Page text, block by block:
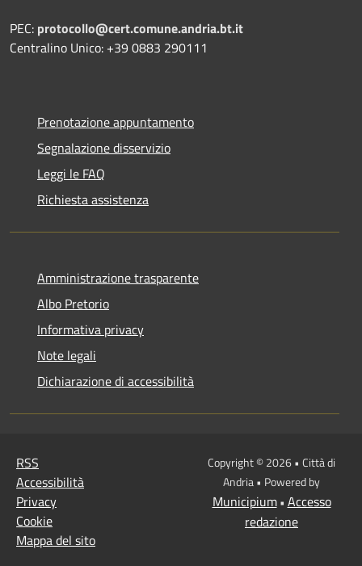
PEC: protocollo@cert.comune.andria.bt.it
Centralino Unico: +39 0883 290111
Prenotazione appuntamento
Segnalazione disservizio
Leggi le FAQ
Richiesta assistenza
Amministrazione trasparente
Albo Pretorio
Informativa privacy
Note legali
Dichiarazione di accessibilità
RSS
Accessibilità
Privacy
Cookie
Mappa del sito
Copyright © 2026 • Città di
Andria • Powered by
Municipium• Accesso
redazione